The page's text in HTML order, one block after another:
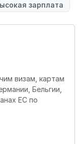
зарплата
визам, картам
Бельгии,
ЕС по